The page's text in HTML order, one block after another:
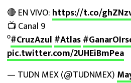
🔴 EN VIVO: https://t.co/
📺 Canal 9
⁰#CruzAzul #Atlas
pic.twitter.com/2UHEiBmPea
— TUDN MEX (@TUDNMEX)